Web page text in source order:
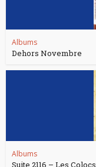
Albums
Dehors Novembre
Albums